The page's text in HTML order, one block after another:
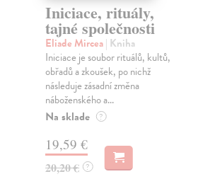
Iniciace, rituály,
tajné společnosti
Eliade Mircea| Kniha
Iniciace je soubor rituálů, kultů,
obřadů a zkoušek, po nichž
následuje zásadní změna
náboženského a...
Na sklade ?
19,59 €
20,20 € ?